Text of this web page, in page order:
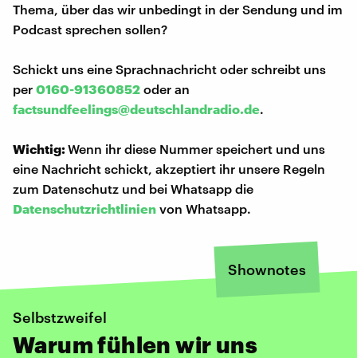
Thema, über das wir unbedingt in der Sendung und im
Podcast sprechen sollen?
Schickt uns eine Sprachnachricht oder schreibt uns
per 0160-91360852 oder an
factsundfeelings@deutschlandradio.de.
Wichtig:Wenn ihr diese Nummer speichert und uns
eine Nachricht schickt, akzeptiert ihr unsere Regeln
zum Datenschutz und bei Whatsapp die
Datenschutzrichtlinien von Whatsapp.
Shownotes
Selbstzweifel
Warum fühlen wir uns